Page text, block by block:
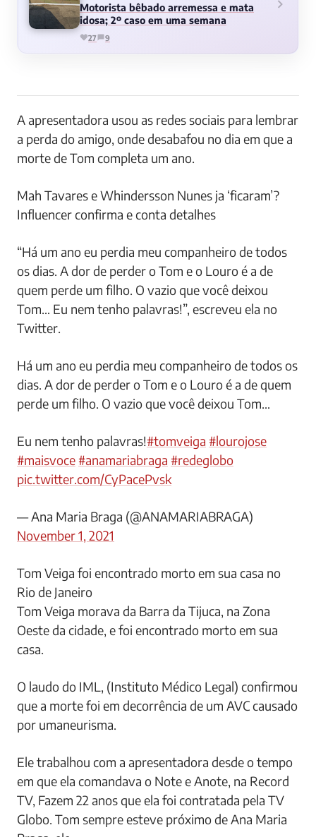
Motorista bêbado arremessa e mata
idosa; 2º caso em uma semana
27 9
A apresentadora usou as redes sociais para lembrar
a perda do amigo, onde desabafou no dia em que a
morte de Tom completa um ano.
Mah Tavares e Whindersson Nunes ja ‘ficaram’?
Influencer confirma e conta detalhes
“Há um ano eu perdia meu companheiro de todos
os dias. A dor de perder o Tom e o Louro é a de
quem perde um filho. O vazio que você deixou
Tom… Eu nem tenho palavras!”, escreveu ela no
Twitter.
Há um ano eu perdia meu companheiro de todos os
dias. A dor de perder o Tom e o Louro é a de quem
perde um filho. O vazio que você deixou Tom…
Eu nem tenho palavras!#tomveiga #lourojose
#maisvoce #anamariabraga #redeglobo
pic.twitter.com/CyPacePvsk
— Ana Maria Braga (@ANAMARIABRAGA)
November 1, 2021
Tom Veiga foi encontrado morto em sua casa no
Rio de Janeiro
Tom Veiga morava da Barra da Tijuca, na Zona
Oeste da cidade, e foi encontrado morto em sua
casa.
O laudo do IML, (Instituto Médico Legal) confirmou
que a morte foi em decorrência de um AVC causado
por umaneurisma.
Ele trabalhou com a apresentadora desde o tempo
em que ela comandava o Note e Anote, na Record
TV, Fazem 22 anos que ela foi contratada pela TV
Globo. Tom sempre esteve próximo de Ana Maria